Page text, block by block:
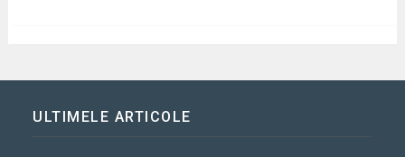
ULTIMELE ARTICOLE